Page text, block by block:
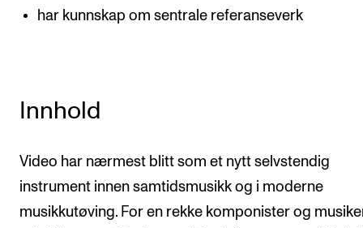
Kontakt oss
For ansatte og studenter
har kunnskap om sentrale referanseverk
Innhold
Video har nærmest blitt som et nytt selvstendig
instrument innen samtidsmusikk og i moderne
musikkutøving. For en rekke komponister og